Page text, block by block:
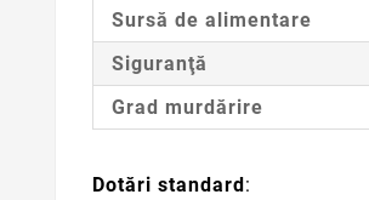
Sursă de alimentare
Siguranţă
Grad murdărire
Dotări standard :